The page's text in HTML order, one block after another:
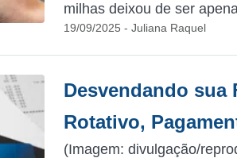
milhas deixou de ser
19/09/2025 - Juliana Raquel
Desvendando sua
Rotativo,
(Imagem: divulgação/